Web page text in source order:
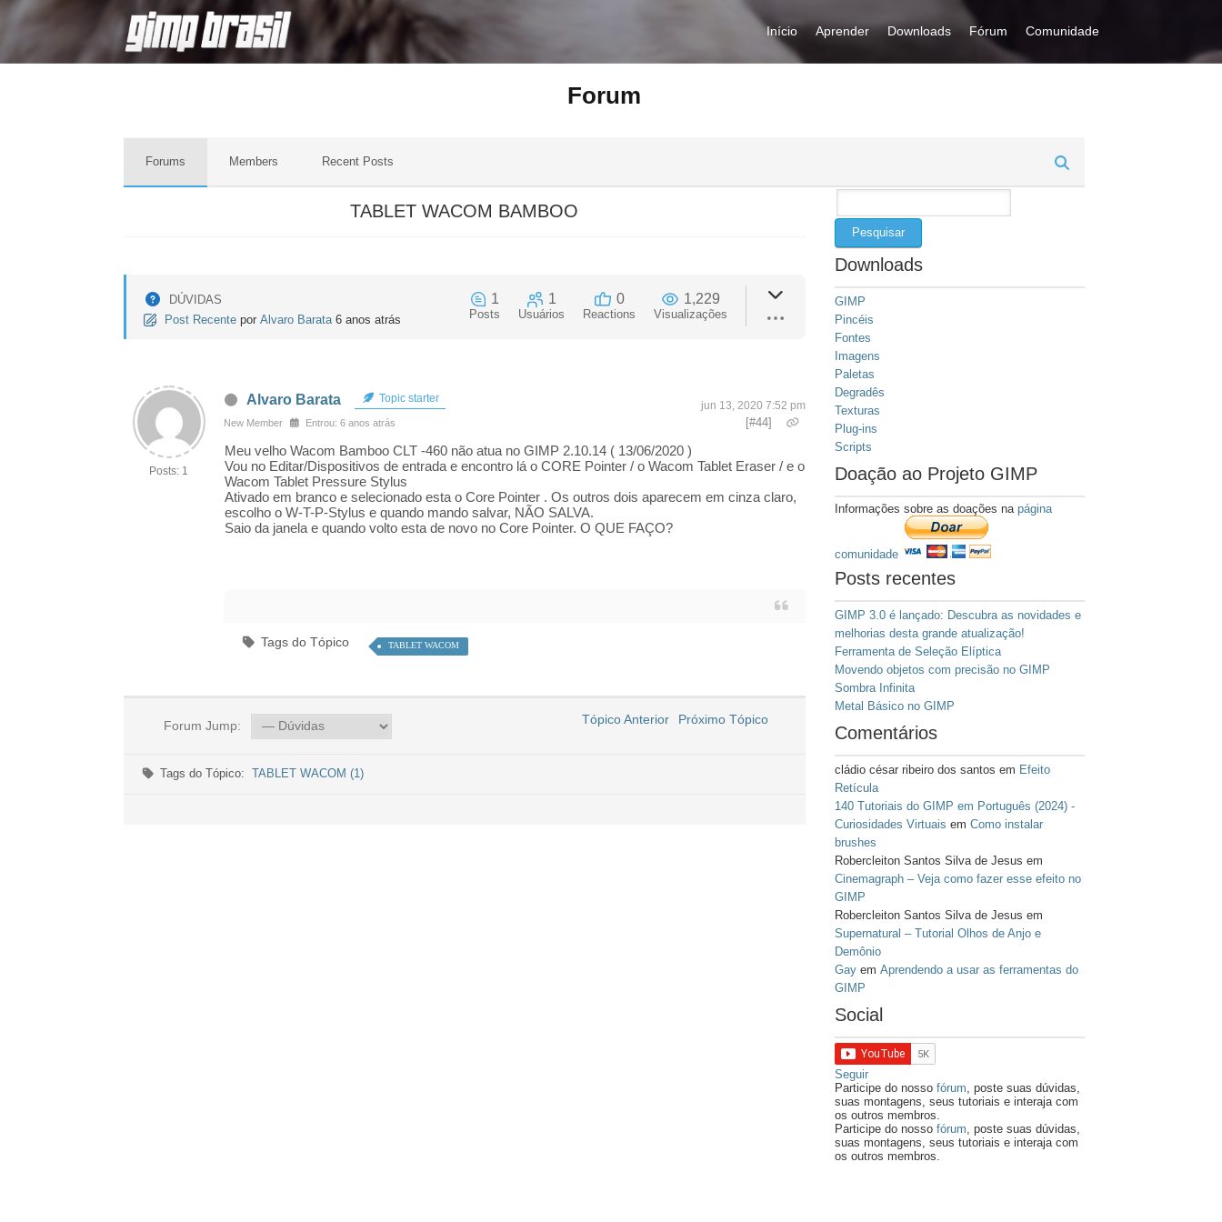
Início Aprender Downloads Fórum Comunidade
Forum
Forums Members Recent Posts
TABLET WACOM BAMBOO
DÚVIDAS
Post Recente por Alvaro Barata 6 anos atrás
1
Posts
1
Usuários
0
Reactions
1,229
Visualizações
Posts: 1
Alvaro Barata Topic starter
jun 13, 2020 7:52 pm
New Member Entrou: 6 anos atrás [#44]
Meu velho Wacom Bamboo CLT -460 não atua no GIMP 2.10.14 ( 13/06/2020 )
Vou no Editar/Dispositivos de entrada e encontro lá o CORE Pointer / o Wacom Tablet Eraser / e o
Wacom Tablet Pressure Stylus
Ativado em branco e selecionado esta o Core Pointer . Os outros dois aparecem em cinza claro,
escolho o W-T-P-Stylus e quando mando salvar, NÃO SALVA.
Saio da janela e quando volto esta de novo no Core Pointer. O QUE FAÇO?
Tags do Tópico TABLET WACOM
Forum Jump: Tópico Anterior Próximo Tópico
Tags do Tópico: TABLET WACOM (1)
Pesquisar
Downloads
GIMP
Pincéis
Fontes
Imagens
Paletas
Degradês
Texturas
Plug-ins
Scripts
Doação ao Projeto GIMP
Informações sobre as doações na página
comunidade
Posts recentes
GIMP 3.0 é lançado: Descubra as novidades e
melhorias desta grande atualização!
Ferramenta de Seleção Elíptica
Movendo objetos com precisão no GIMP
Sombra Infinita
Metal Básico no GIMP
Comentários
cládio césar ribeiro dos santos em Efeito
Retícula
140 Tutoriais do GIMP em Português (2024) -
Curiosidades Virtuais em Como instalar
brushes
Robercleiton Santos Silva de Jesus em
Cinemagraph – Veja como fazer esse efeito no
GIMP
Robercleiton Santos Silva de Jesus em
Supernatural – Tutorial Olhos de Anjo e
Demônio
Gayem Aprendendo a usar as ferramentas do
GIMP
Social
Seguir
Participe do nosso fórum, poste suas dúvidas,
suas montagens, seus tutoriais e interaja com
os outros membros.
Participe do nosso fórum, poste suas dúvidas,
suas montagens, seus tutoriais e interaja com
os outros membros.